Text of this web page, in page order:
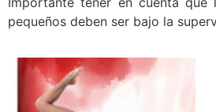
pequeños deben ser bajo la